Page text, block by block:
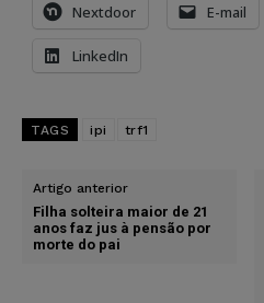
Nextdoor E-mail
LinkedIn
TAGS ipi trf1
Artigo anterior
Filha solteira maior de 21
anos faz jus à pensão por
morte do pai